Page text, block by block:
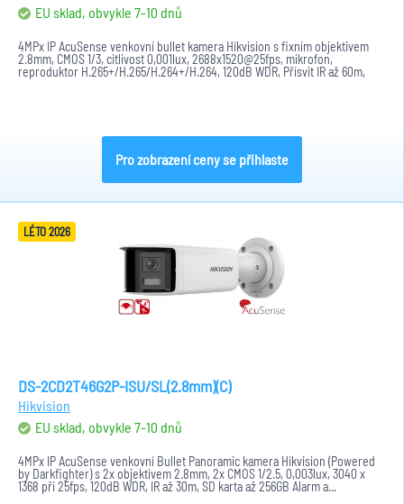
EU sklad, obvykle 7-10 dnů
4MPx IP AcuSense venkovní bullet kamera Hikvision s fixním objektivem
2.8mm, CMOS 1/3, citlivost 0,001lux, 2688x1520@25fps, mikrofon,
reproduktor H.265+/H.265/H.264+/H.264, 120dB WDR, Přísvit IR až 60m,
SD...
Pro zobrazení ceny se přihlaste
LÉTO 2026
DS-2CD2T46G2P-ISU/SL(2.8mm)(C)
Hikvision
EU sklad, obvykle 7-10 dnů
4MPx IP AcuSense venkovní Bullet Panoramic kamera Hikvision (Powered
by Darkfighter) s 2x objektivem 2.8mm, 2x CMOS 1/2.5, 0,003lux, 3040 x
1368 při 25fps, 120dB WDR, IR až 30m, SD karta až 256GB Alarm a...